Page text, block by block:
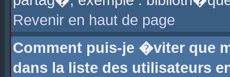
Revenir en haut de page
Comment puis-je �viter que
dans la liste des utilisateurs